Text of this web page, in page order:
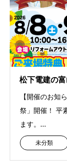
松下電建の
【開催のお知
祭」開催！ 平
ます。...
未分類